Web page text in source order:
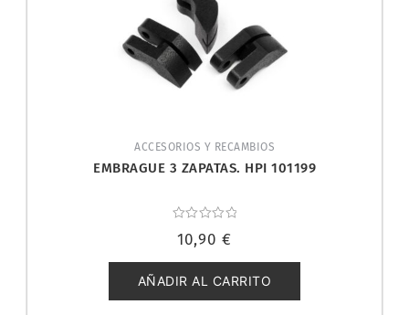
ACCESORIOS Y RECAMBIOS
EMBRAGUE 3 ZAPATAS. HPI 101199
con
de
5
10,90 €
AÑADIR AL CARRITO